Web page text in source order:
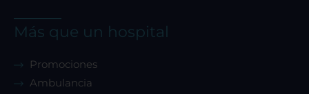
Más que un hospital
Promociones
Ambulancia